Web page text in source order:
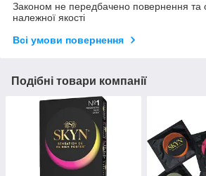
Законом не передбачено повернення та
належної якості
Всі умови повернення
Подібні товари компанії